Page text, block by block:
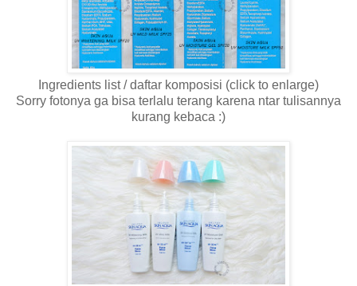
Ingredients list / daftar komposisi (click to enlarge)
Sorry fotonya ga bisa terlalu terang karena ntar tulisannya
kurang kebaca :)